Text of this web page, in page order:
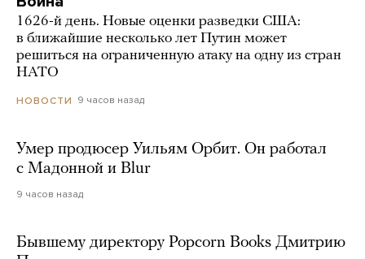
1626-й день. Новые оценки разведки США:
в ближайшие несколько лет Путин может
решиться на ограниченную атаку на одну из стран
НАТО
НОВОСТИ 9 часов назад
Умер продюсер Уильям Орбит. Он работал
с Мадонной и Blur
9 часов назад
Бывшему директору Popcorn Books Дмитрию